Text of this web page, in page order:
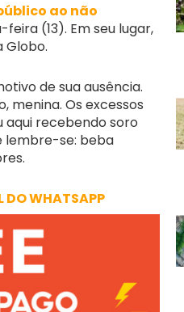
ao não
feira (13). Em seu lugar,
Globo.
de sua ausência.
menina. Os excessos
aqui recebendo soro
lembre-se: beba
DO WHATSAPP